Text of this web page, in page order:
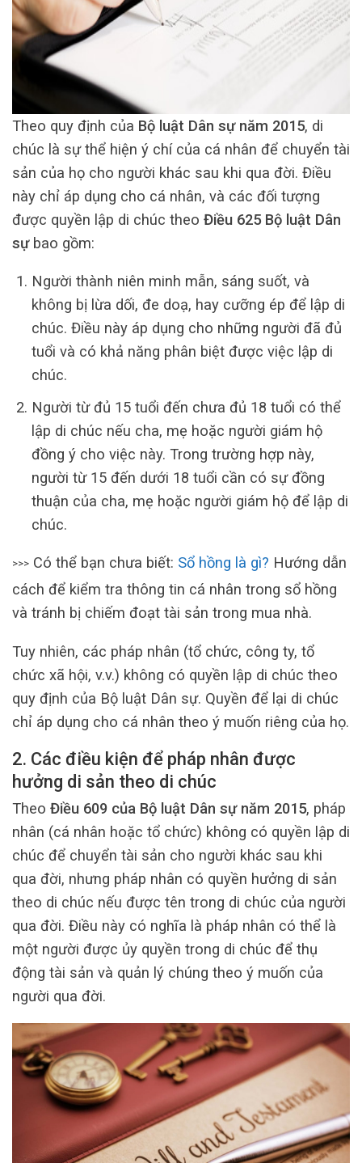
Theo quy định của Bộ luật Dân sự năm 2015, di
chúc là sự thể hiện ý chí của cá nhân để chuyển tài
sản của họ cho người khác sau khi qua đời. Điều
này chỉ áp dụng cho cá nhân, và các đối tượng
được quyền lập di chúc theo Điều 625 Bộ luật Dân
sựbao gồm:
Người thành niên minh mẫn, sáng suốt, và
không bị lừa dối, đe doạ, hay cưỡng ép để lập di
chúc. Điều này áp dụng cho những người đã đủ
tuổi và có khả năng phân biệt được việc lập di
chúc.
Người từ đủ 15 tuổi đến chưa đủ 18 tuổi có thể
lập di chúc nếu cha, mẹ hoặc người giám hộ
đồng ý cho việc này. Trong trường hợp này,
người từ 15 đến dưới 18 tuổi cần có sự đồng
thuận của cha, mẹ hoặc người giám hộ để lập di
chúc.
>>> Có thể bạn chưa biết: Sổ hồng là gì? Hướng dẫn
cách để kiểm tra thông tin cá nhân trong sổ hồng
và tránh bị chiếm đoạt tài sản trong mua nhà.
Tuy nhiên, các pháp nhân (tổ chức, công ty, tổ
chức xã hội, v.v.) không có quyền lập di chúc theo
quy định của Bộ luật Dân sự. Quyền để lại di chúc
chỉ áp dụng cho cá nhân theo ý muốn riêng của họ.
2. Các điều kiện để pháp nhân được
hưởng di sản theo di chúc
Theo Điều 609 của Bộ luật Dân sự năm 2015, pháp
nhân (cá nhân hoặc tổ chức) không có quyền lập di
chúc để chuyển tài sản cho người khác sau khi
qua đời, nhưng pháp nhân có quyền hưởng di sản
theo di chúc nếu được tên trong di chúc của người
qua đời. Điều này có nghĩa là pháp nhân có thể là
một người được ủy quyền trong di chúc để thụ
động tài sản và quản lý chúng theo ý muốn của
người qua đời.